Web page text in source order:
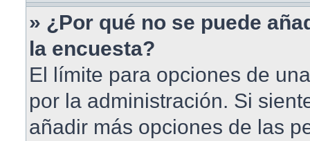
» ¿Por qué no se puede
la encuesta?
El límite para opciones de
por la administración. Si
añadir más opciones de las